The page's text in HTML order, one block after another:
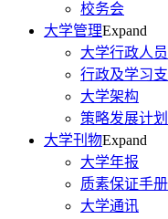
校务会
大学管理Expand
大学行政人员
行政及学习
大学架构
策略发展计划
大学刊物Expand
大学年报
质素保证手册
大学通讯